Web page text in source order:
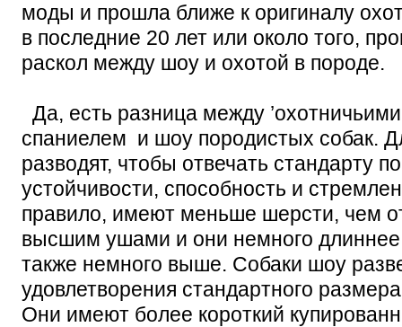
моды и прошла ближе к оригиналу
в последние 20 лет или около того,
раскол между шоу и охотой в породе.
Да, есть разница между
спаниелем и шоу породистых собак.
разводят, чтобы отвечать стандарту
устойчивости, способность и
правило, имеют меньше шерсти, чем
высшим ушами и они немного
также немного выше. Собаки шоу
удовлетворения стандартного
Они имеют более короткий